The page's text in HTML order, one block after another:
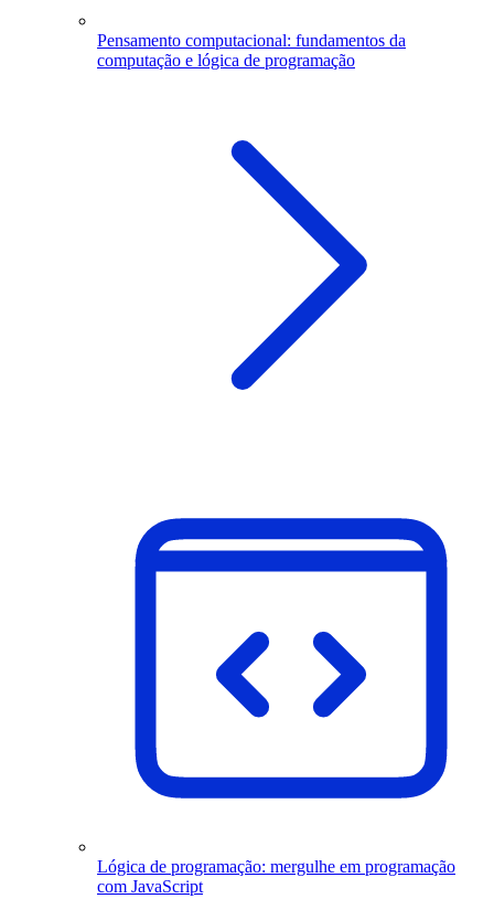
Pensamento computacional: fundamentos da
computação e lógica de programação
Lógica de programação: mergulhe em programação
com JavaScript